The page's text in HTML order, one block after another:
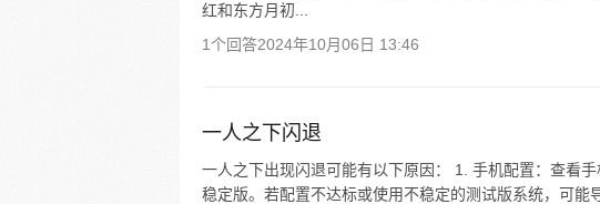
红和东方月初...
1个回答2024年10月06日 13:46
一人之下闪退
一人之下出现闪退可能有以下原因： 1. 手机配置：查看
稳定版。若配置不达标或使用不稳定的测试版系统，可